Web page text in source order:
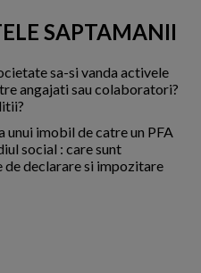
SAPTAMANII
sa-si vanda activele
angajati sau colaboratori?
unui imobil de catre un PFA
social : care sunt
declarare si impozitare